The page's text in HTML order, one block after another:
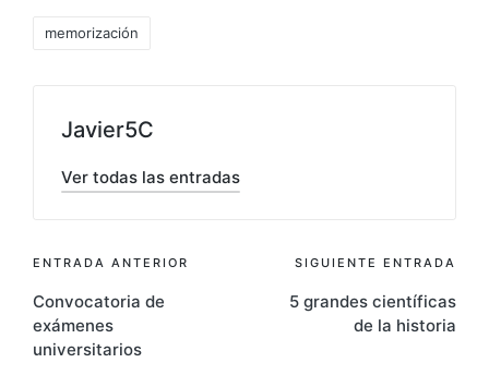
memorización
Javier5C
Ver todas las entradas
ENTRADA ANTERIOR
Convocatoria de
exámenes
universitarios
SIGUIENTE ENTRADA
5 grandes científicas
de la historia